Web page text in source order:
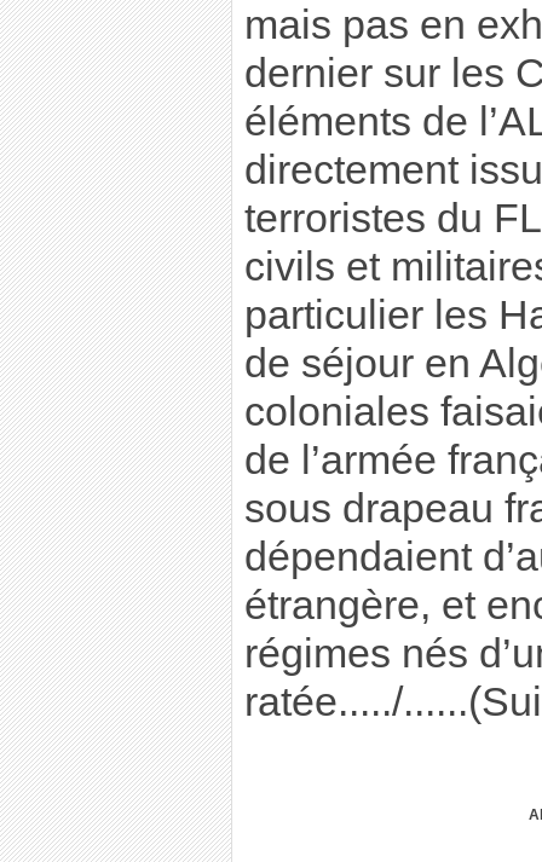
mais pas en
dernier sur les
éléments de
directement
terroristes du
civils et
particulier les
de séjour en
coloniales
de l’armée
sous drapeau
dépendaient
étrangère, et
régimes nés
ratée...../